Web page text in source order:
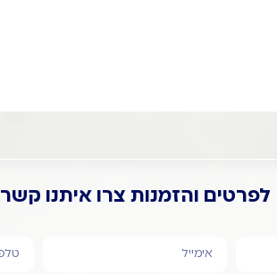
לפרטים והזמנות צרו איתנו קשר